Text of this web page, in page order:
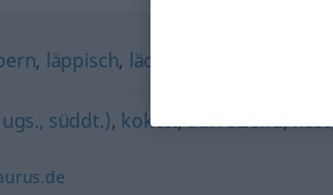
, läppisch, lächerlich
süddt.), kokett,aufreizend,kess